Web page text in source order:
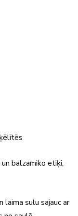
balzamiko etiķi,
sulu sajauc ar